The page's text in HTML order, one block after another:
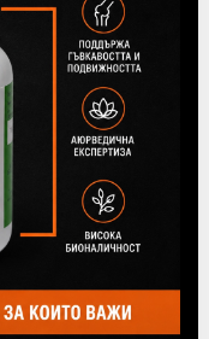
тарифа
лв. / 40.90€
се
и
онлайн с